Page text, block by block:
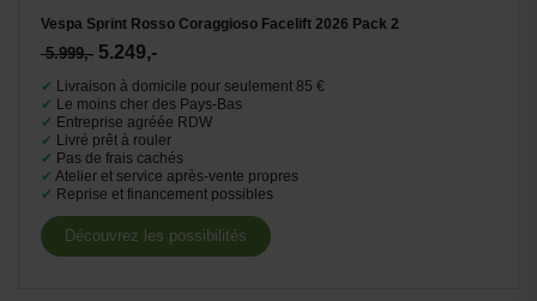
Vespa Sprint Rosso Coraggioso Facelift 2026 Pack 2
5.999,- 5.249,-
✔ Livraison à domicile pour seulement 85 €
✔ Le moins cher des Pays-Bas
✔ Entreprise agréée RDW
✔ Livré prêt à rouler
✔ Pas de frais cachés
✔ Atelier et service après-vente propres
✔ Reprise et financement possibles
Découvrez les possibilités